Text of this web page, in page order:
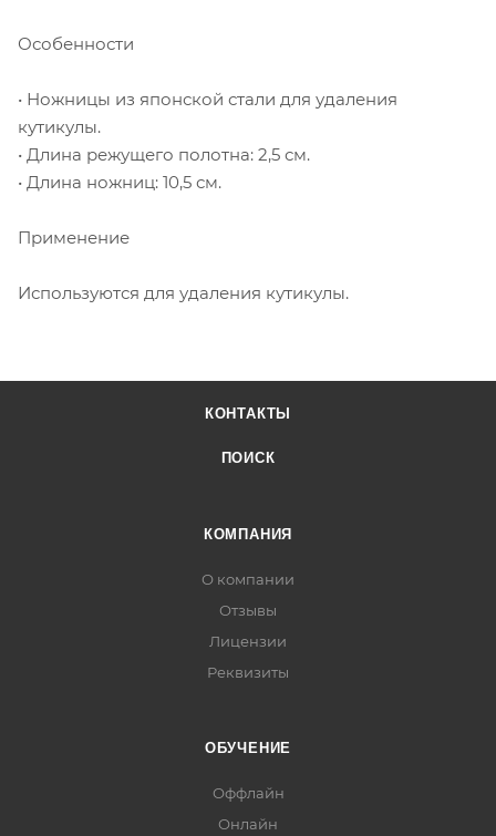
Особенности
• Ножницы из японской стали для удаления
кутикулы.
• Длина режущего полотна: 2,5 см.
• Длина ножниц: 10,5 см.
Применение
Используются для удаления кутикулы.
КОНТАКТЫ
ПОИСК
КОМПАНИЯ
О компании
Отзывы
Лицензии
Реквизиты
ОБУЧЕНИЕ
Оффлайн
Онлайн